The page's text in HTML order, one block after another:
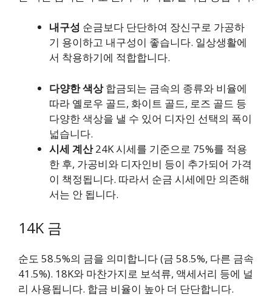
내구성 순금보다 단단하여 장신구로 가공하
기 용이하고 내구성이 좋습니다. 일상생활에
서 착용하기에 적합합니다.
다양한 색상합금되는 금속의 종류와 비율에
따라 옐로우 골드, 화이트 골드, 로즈 골드 등
다양한 색상을 낼 수 있어 디자인 선택의 폭이
넓습니다.
시세 계산24K 시세를 기준으로 75%를 적용
한 후, 가공비와 디자인비 등이 추가되어 가격
이 책정됩니다. 따라서 순금 시세에만 의존해
서는 안 됩니다.
14K 금
순도 58.5%의 금을 의미합니다 (금 58.5%, 다른 금속
41.5%). 18K와 마찬가지로 보석류, 액세서리 등에 널
리 사용됩니다. 합금 비율이 높아 더 단단합니다.